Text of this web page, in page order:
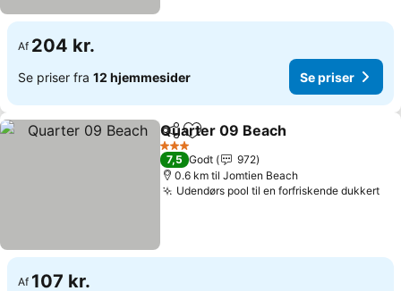
Af 204 kr.
Se priser fra 12 hjemmesider Se priser
Del Føj til favoritter
Quarter 09 Beach
3 Stjerner
7,5 Godt
972
0.6 km til Jomtien Beach
Udendørs pool til en forfriskende dukkertSe
Af 107 kr.